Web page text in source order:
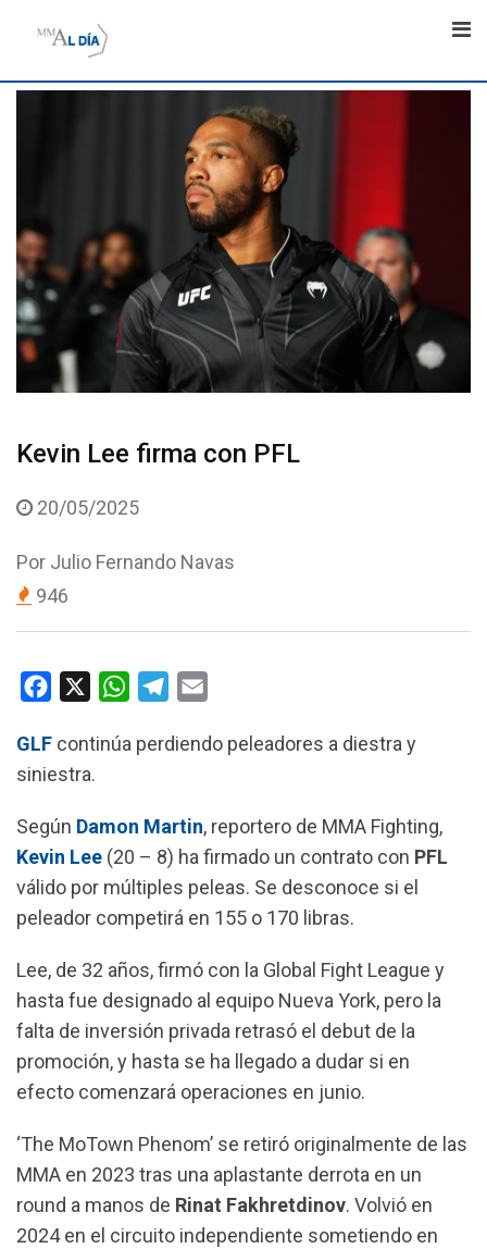
Kevin Lee firma con PFL
20/05/2025
Por Julio Fernando Navas
946
c
e
o
o
k
W
a
A
p
p
l
r
a
m
a
GLF continúa perdiendo peleadores a diestra y
siniestra.
Según Damon Martin, reportero de MMA Fighting,
Kevin Lee (20 – 8) ha firmado un contrato con PFL
válido por múltiples peleas. Se desconoce si el
peleador competirá en 155 o 170 libras.
Lee, de 32 años, firmó con la Global Fight League y
hasta fue designado al equipo Nueva York, pero la
falta de inversión privada retrasó el debut de la
promoción, y hasta se ha llegado a dudar si en
efecto comenzará operaciones en junio.
‘The MoTown Phenom’ se retiró originalmente de las
MMA en 2023 tras una aplastante derrota en un
round a manos de Rinat Fakhretdinov. Volvió en
2024 en el circuito independiente sometiendo en